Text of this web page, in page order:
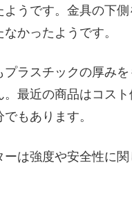
うです。金具の下
かったようです。
ラスチックの厚み
最近の商品はコス
もあります。
は強度や安全性に